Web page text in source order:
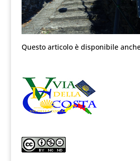
Questo articolo è disponibile